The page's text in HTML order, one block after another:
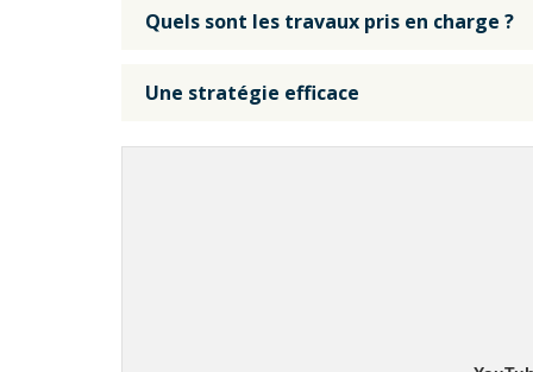
Quels sont les travaux pris en charge ?
Une stratégie efficace